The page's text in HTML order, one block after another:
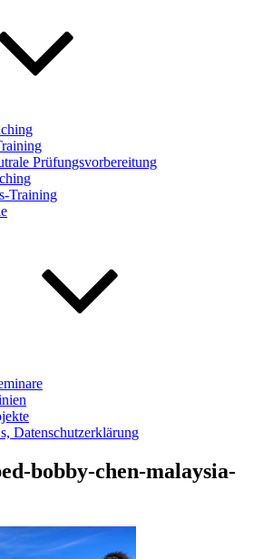
Prüfungsvorbereitung
Training
Datenschutzerklärung
bobby-chen-malaysia-